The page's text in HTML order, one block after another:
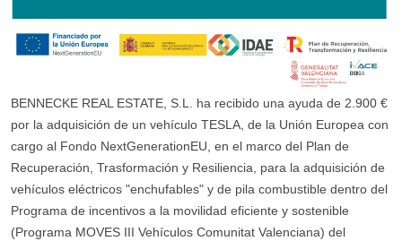
BENNECKE REAL ESTATE, S.L. ha recibido una ayuda de 2.900 €
por la adquisición de un vehículo TESLA, de la Unión Europea con
cargo al Fondo NextGenerationEU, en el marco del Plan de
Recuperación, Trasformación y Resiliencia, para la adquisición de
vehículos eléctricos "enchufables" y de pila combustible dentro del
Programa de incentivos a la movilidad eficiente y sostenible
(Programa MOVES III Vehículos Comunitat Valenciana) del